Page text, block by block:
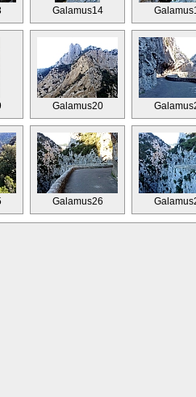
Galamus14
Galamus20
Galamus26